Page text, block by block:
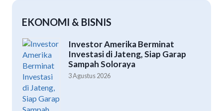
EKONOMI & BISNIS
Investor Amerika Berminat
Investasi di Jateng, Siap Garap
Sampah Soloraya
3 Agustus 2026